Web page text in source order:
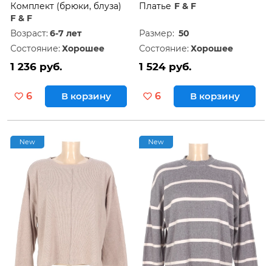
Комплект (брюки, блуза)
F & F
Возраст: 6-7 лет
Состояние: Хорошее
1 236 руб.
6 В корзину
Платье F & F
Размер: 50
Состояние: Хорошее
1 524 руб.
6 В корзину
New New